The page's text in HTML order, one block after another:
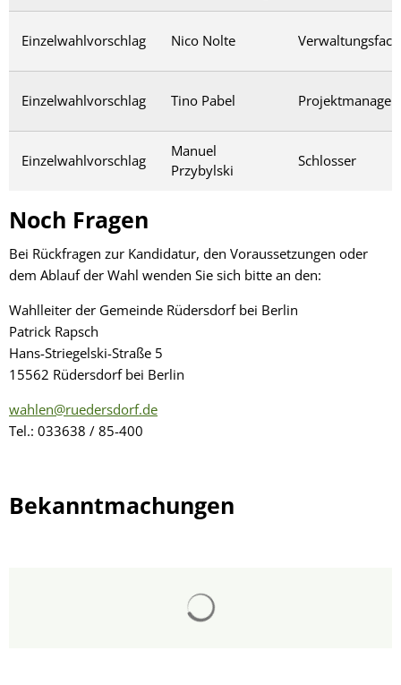
Einzelwahlvorschlag Nico Nolte
Einzelwahlvorschlag Tino Pabel Projektmanager
Einzelwahlvorschlag
Manuel
Przybylski
Schlosser
Noch Fragen
Bei Rückfragen zur Kandidatur, den Voraussetzungen oder
dem Ablauf der Wahl wenden Sie sich bitte an den:
Wahlleiter der Gemeinde Rüdersdorf bei Berlin
Patrick Rapsch
Hans-Striegelski-Straße 5
15562 Rüdersdorf bei Berlin
wahlen@ruedersdorf.de
Tel.: 033638 / 85-400
Bekanntmachungen